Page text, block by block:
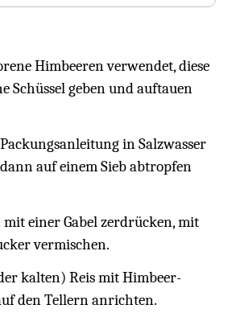
Himbeeren verwendet, diese
Schüssel geben und auftauen
in Salzwasser
auf einem Sieb abtropfen
einer Gabel zerdrücken, mit
vermischen.
kalten) Reis mit Himbeer-
den Tellern anrichten.